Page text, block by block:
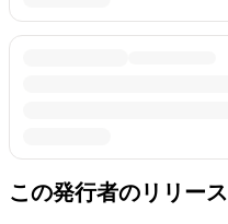
この発行者のリリース